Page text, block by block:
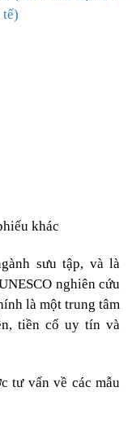
tế)
khác
sưu tập, và là
nghiên cứu
là một trung tâm
tiền cổ uy tín và
tư vấn về các mẫu